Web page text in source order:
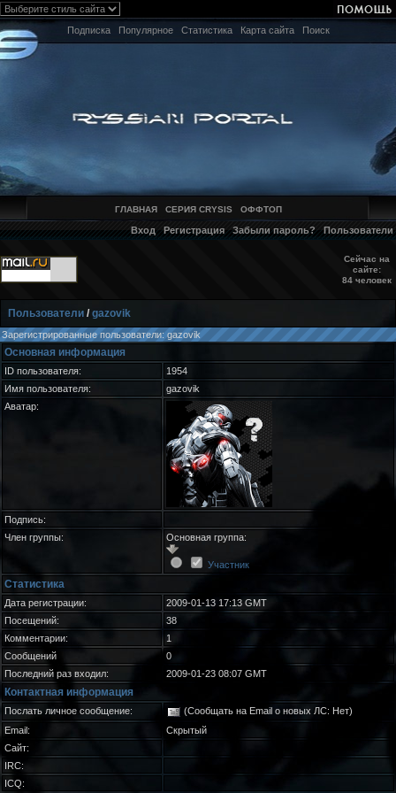
Подписка Популярное Статистика Карта сайта Поиск
ГЛАВНАЯ СЕРИЯ CRYSIS ОФФТОП
Вход Регистрация Забыли пароль? Пользователи
Сейчас на
сайте:
84 человек
Пользователи /gazovik
Зарегистрированные пользователи: gazovik
Основная информация
ID пользователя:
1954
Имя пользователя:
gazovik
Аватар:
Подпись:
Член группы:
Основная группа:
Участник
Статистика
Дата регистрации:
2009-01-13 17:13 GMT
Посещений:
38
Комментарии:
1
Сообщений
0
Последний раз входил:
2009-01-23 08:07 GMT
Контактная информация
Послать личное сообщение:
(Сообщать на Email о новых ЛС: Нет)
Email:
Скрытый
Сайт:
IRC:
ICQ: